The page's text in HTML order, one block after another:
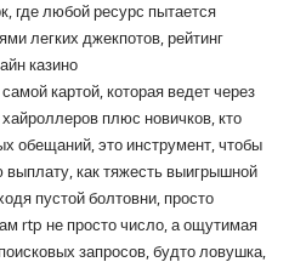
где любой ресурс пытается
легких джекпотов, рейтинг
казино
картой, которая ведет через
плюс новичков, кто
обещаний, это инструмент, чтобы
как тяжесть выигрышной
пустой болтовни, просто
rtp не просто число, а ощутимая
запросов, будто ловушка,